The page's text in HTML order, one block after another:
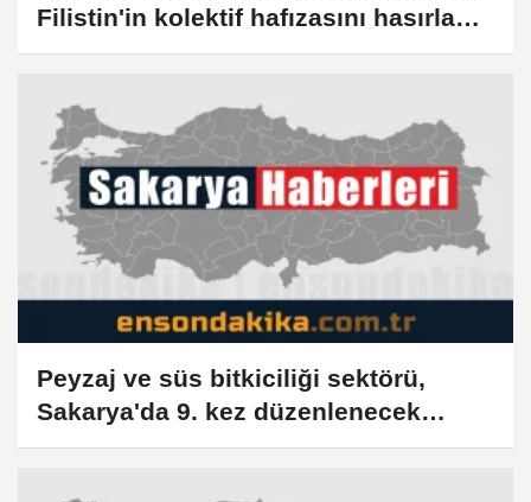
Filistin'in kolektif hafızasını hasırla
anlatıyor
Peyzaj ve süs bitkiciliği sektörü,
Sakarya'da 9. kez düzenlenecek
fuarda buluşacak